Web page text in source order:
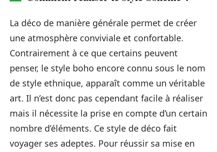
La déco de manière générale permet de créer
une atmosphère conviviale et confortable.
Contrairement à ce que certains peuvent
penser, le style boho encore connu sous le nom
de style ethnique, apparaît comme un véritable
art. Il n’est donc pas cependant facile à réaliser
mais il nécessite la prise en compte d’un certain
nombre d’éléments. Ce style de déco fait
voyager ses adeptes. Pour réussir sa mise en